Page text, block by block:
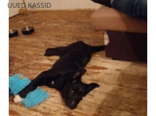
UUED KASSID